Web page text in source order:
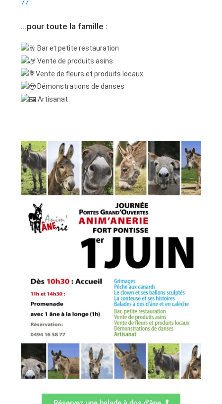
77
…pour toute la famille :
Bar et petite restauration
Vente de produits asins
Vente de fleurs et produits locaux
Démonstrations de danses
Artisanat